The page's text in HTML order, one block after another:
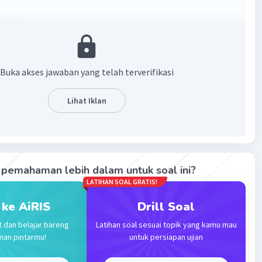
12+16x
1/2 atau 6
· 0.0 (0 Balas
Buka akses jawaban yang telah terverifikasi
Lihat Iklan
lebih dalam untuk soal ini?
AiRIS
dan belajar bareng
pintarmu!
LATIHAN SOAL GRATIS!
Drill Soal
Latihan soal sesuai topik yang kamu mau
untuk persiapan ujian